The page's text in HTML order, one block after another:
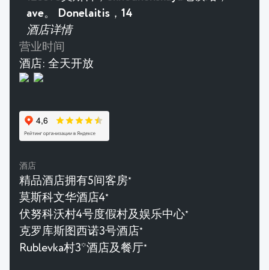
ave。 Donelaitis，14
酒店详情
营业时间
酒店: 全天开放
酒店
精品酒店拥有5间客房★
莫斯科文华酒店4★
伏努科沃村4号度假村及娱乐中心★
克罗库斯图西诺3号酒店 ★
Rublevka村3*酒店及餐厅★